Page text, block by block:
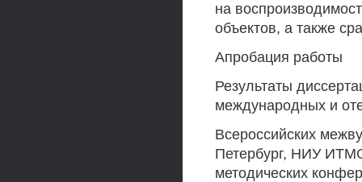
на
объектов, а также
Апробация работы
Результаты
международных и
Всероссийских
Петербург, НИУ
методических